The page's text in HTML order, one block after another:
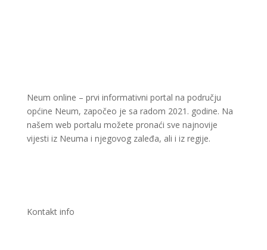
Neum online – prvi informativni portal na području
općine Neum, započeo je sa radom 2021. godine. Na
našem web portalu možete pronaći sve najnovije
vijesti iz Neuma i njegovog zaleđa, ali i iz regije.
Kontakt info